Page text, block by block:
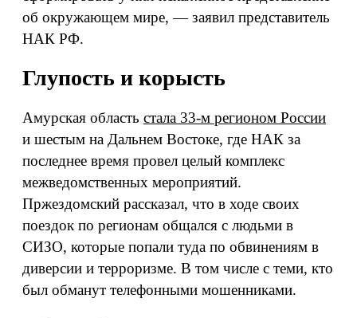
об окружающем мире, — заявил представитель
НАК РФ.
Глупость и корысть
Амурская область стала 33-м регионом России
и шестым на Дальнем Востоке, где НАК за
последнее время провел целый комплекс
межведомственных мероприятий.
Пржездомский рассказал, что в ходе своих
поездок по регионам общался с людьми в
СИЗО, которые попали туда по обвинениям в
диверсии и терроризме. В том числе с теми, кто
был обманут телефонными мошенниками.